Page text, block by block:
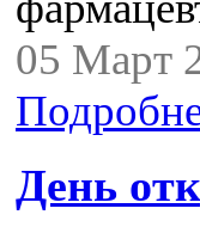
05 Март
День